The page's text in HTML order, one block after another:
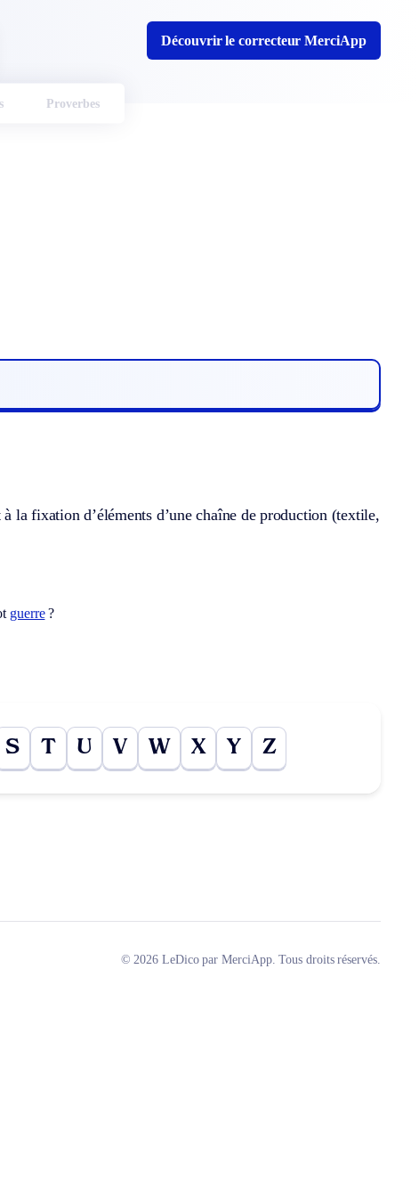
Découvrir le correcteur MerciApp
Proverbes
la fixation d’éléments d’une chaîne de production (textile,
guerre?
S T U V W X Y Z
© 2026 LeDico par MerciApp. Tous droits réservés.